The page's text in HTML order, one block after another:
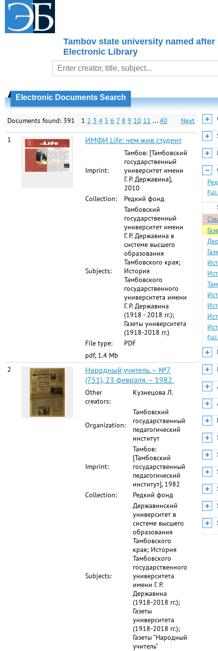
Tambov state university named after
Electronic Library
Electronic Documents Search
Documents found: 391 1 2 3 4 5 6 7 8 9 10 11 ... 40 Next
1 ИМФИ Life: чем жив студент
Imprint:
Тамбов: [Тамбовский
государственный
университет имени
Г. Р. Державина],
2010
Collection:
Редкий фонд
Subjects:
Тамбовский
государственный
университет имени
Г. Р. Державина в
системе высшего
образования
Тамбовского края;
История
Тамбовского
государственного
университета имени
Г. Р. Державина
(1918 - 2018 гг.);
Газеты университета
(1918-2018 гг.)
File type:
PDF
pdf, 1.4 Mb
2
Народный учитель. – №7
(751), 23 февраля. – 1982.
Other
creators:
Кузнецова Л.
Organization:
Тамбовский
государственный
педагогический
институт
Imprint:
Тамбов:
[Тамбовский
государственный
педагогический
институт], 1982
Collection:
Редкий фонд
Subjects:
Державинский
университет в
системе высшего
образования
Тамбовского
края; История
Тамбовского
государственного
университета
имени Г. Р.
Державина
(1918-2018 гг.);
Газеты
университета
(1918-2018 гг.);
Газеты "Народный
учитель"
Full
Full